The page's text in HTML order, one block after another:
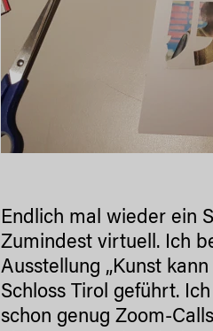
Endlich mal wieder ein
Zumindest virtuell. Ich
Ausstellung „Kunst
Schloss Tirol geführt.
schon genug Zoom-